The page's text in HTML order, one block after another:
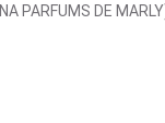
PARFUMS DE